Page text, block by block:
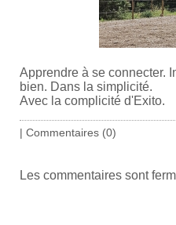
Apprendre à se connecter.
bien. Dans la simplicité.
Avec la complicité d'Exito.
| Commentaires (0)
Les commentaires sont